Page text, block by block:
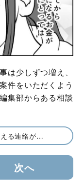
は少しずつ増え、
件をいただくよう
集部からある相談
える連絡が…
次へ